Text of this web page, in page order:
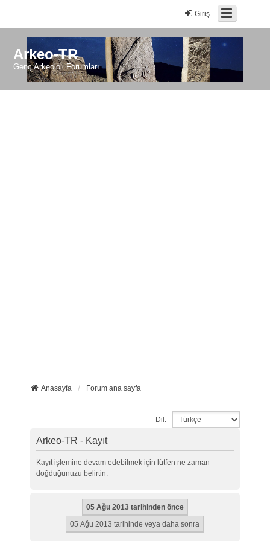
Giriş
Arkeo-TR
Genç Arkeoloji Forumları
Anasayfa Forum ana sayfa
Dil:
Arkeo-TR - Kayıt
Kayıt işlemine devam edebilmek için lütfen ne zaman
doğduğunuzu belirtin.